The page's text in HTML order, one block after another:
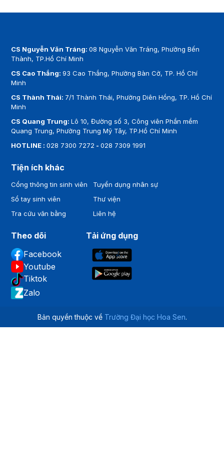
CS Nguyễn Văn Tráng:08 Nguyễn Văn Tráng, Phường Bến
Thành, TP.Hồ Chí Minh
CS Cao Thắng:93 Cao Thắng, Phường Bàn Cờ, TP. Hồ Chí
Minh
CS Thành Thái: 7/1 Thành Thái, Phường Diên Hồng, TP. Hồ Chí
Minh
CS Quang Trung:Lô 10, Đường số 3, Công viên Phần mềm
Quang Trung, Phường Trung Mỹ Tây, TP.Hồ Chí Minh
HOTLINE :028 7300 7272 -028 7309 1991
Tiện ích khác
Cổng thông tin sinh viên
Sổ tay sinh viên
Tra cứu văn bằng
Tuyển dụng nhân sự
Thư viện
Liên hệ
Theo dõi
Facebook
Youtube
Tiktok
Zalo
Tải ứng dụng
Bản quyền thuộc về Trường Đại học Hoa Sen.